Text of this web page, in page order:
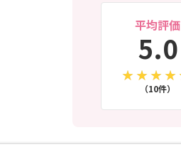
平均評価
5.0
（10件）